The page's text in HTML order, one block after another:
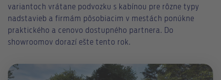
variantoch vrátane podvozku s kabínou pre rôzne typy
nadstavieb a firmám pôsobiacim v mestách ponúkne
praktického a cenovo dostupného partnera. Do
showroomov dorazí ešte tento rok.